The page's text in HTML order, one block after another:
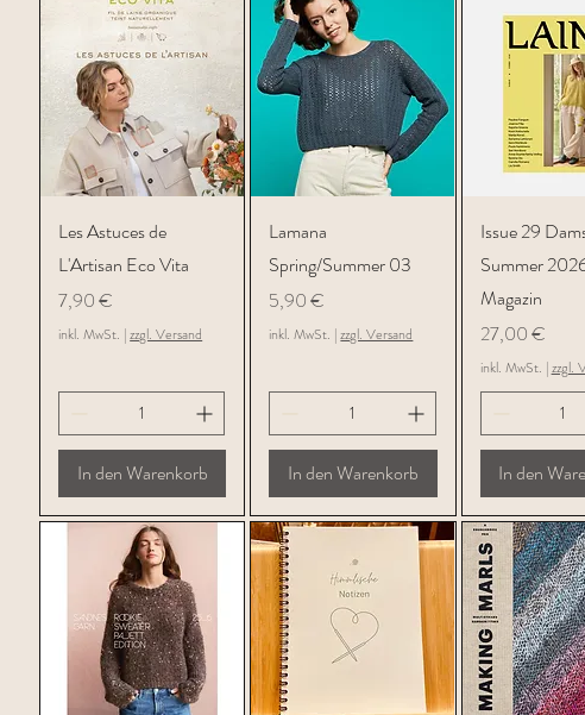
Schnellansicht
Les Astuces de
L'Artisan Eco Vita
Preis
7,90 €
inkl. MwSt. |zzgl. Versand
In den Warenkorb
Schnellansicht
Lamana
Spring/Summer 03
Preis
5,90 €
inkl. MwSt. |zzgl. Versand
In den Warenkorb
Issue 29
Summer
Magazin
Preis
27,00 €
inkl. MwSt. |zzgl.
In den